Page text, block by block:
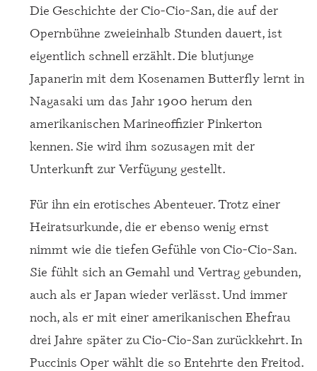
Die Geschichte der Cio-Cio-San, die auf der
Opernbühne zweieinhalb Stunden dauert, ist
eigentlich schnell erzählt. Die blutjunge
Japanerin mit dem Kosenamen Butterfly lernt in
Nagasaki um das Jahr 1900 herum den
amerikanischen Marineoffizier Pinkerton
kennen. Sie wird ihm sozusagen mit der
Unterkunft zur Verfügung gestellt.
Für ihn ein erotisches Abenteuer. Trotz einer
Heiratsurkunde, die er ebenso wenig ernst
nimmt wie die tiefen Gefühle von Cio-Cio-San.
Sie fühlt sich an Gemahl und Vertrag gebunden,
auch als er Japan wieder verlässt. Und immer
noch, als er mit einer amerikanischen Ehefrau
drei Jahre später zu Cio-Cio-San zurückkehrt. In
Puccinis Oper wählt die so Entehrte den Freitod.